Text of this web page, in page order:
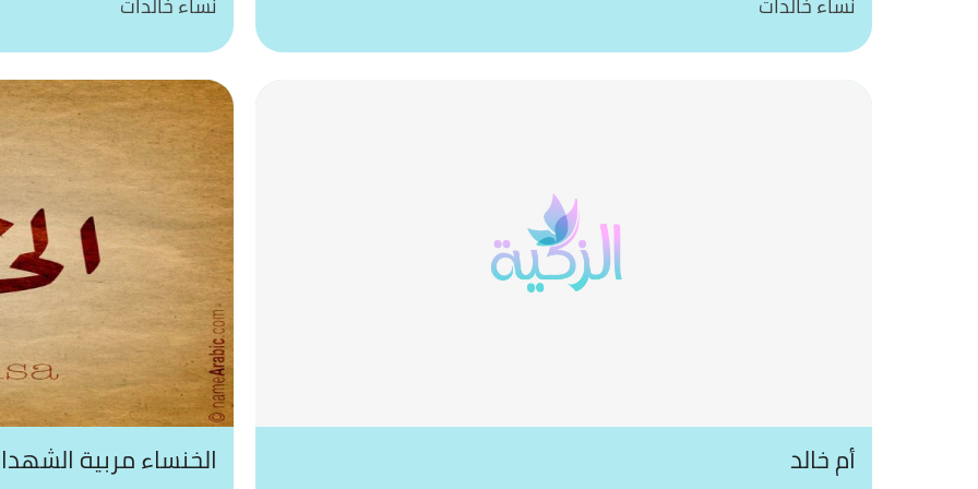
أم خالد الخنساء مربية